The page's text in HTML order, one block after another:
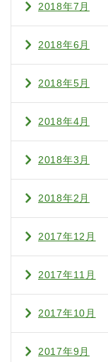
2018年7月
2018年6月
2018年5月
2018年4月
2018年3月
2018年2月
2017年12月
2017年11月
2017年10月
2017年9月